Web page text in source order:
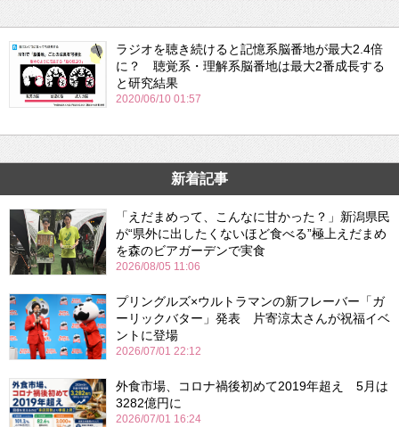
ラジオを聴き続けると記憶系脳番地が最大2.4倍
に？ 聴覚系・理解系脳番地は最大2番成長する
と研究結果
2020/06/10 01:57
新着記事
「えだまめって、こんなに甘かった？」新潟県民
が“県外に出したくないほど食べる”極上えだまめ
を森のビアガーデンで実食
2026/08/05 11:06
プリングルズ×ウルトラマンの新フレーバー「ガ
ーリックバター」発表 片寄涼太さんが祝福イベ
ントに登場
2026/07/01 22:12
外食市場、コロナ禍後初めて2019年超え 5月は
3282億円に
2026/07/01 16:24